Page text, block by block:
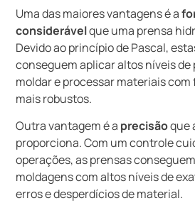
Uma das maiores vantagens é a
considerávelque uma prensa
Devido ao princípio de Pascal,
conseguem aplicar altos níveis
moldar e processar materiais
mais robustos.
Outra vantagem é a precisãoque
proporciona. Com um controle
operações, as prensas
moldagens com altos níveis de
erros e desperdícios de material.